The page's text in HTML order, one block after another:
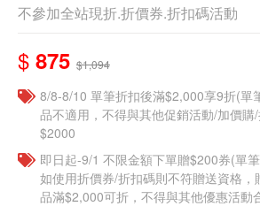
不參加全站現折.折價券.折扣碼活動
$ 875 $1,094
8/8-8/10 單筆折扣後滿$2,000享9折(單
品不適用，不得與其他促銷活動/加價
$2000
即日起-9/1 不限金額下單贈$200券(單
如使用折價券/折扣碼則不符贈送資格，
品滿$2,000可折，不得與其他優惠活動